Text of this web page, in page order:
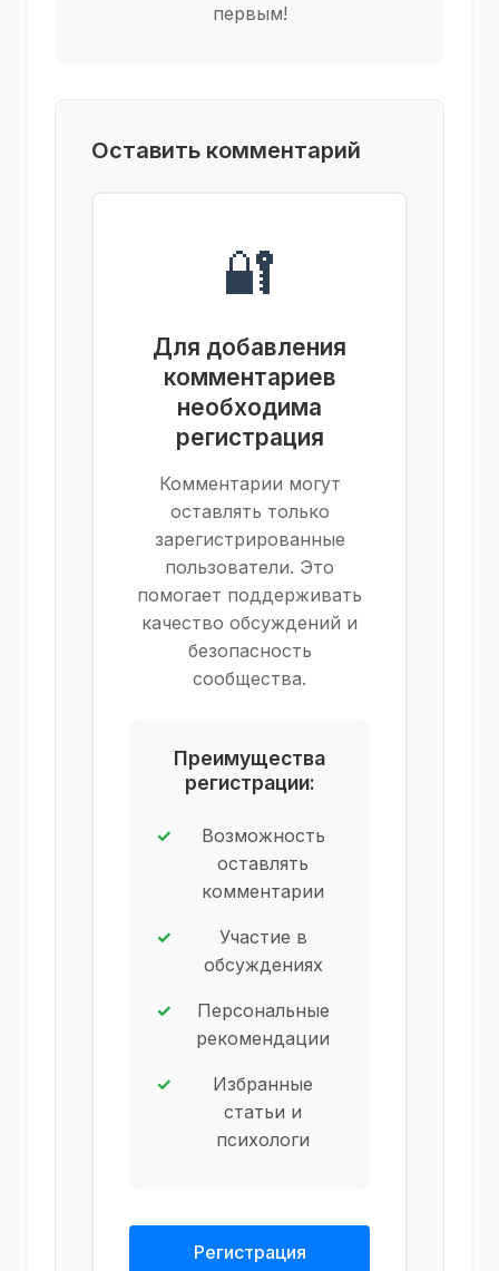
первым!
Оставить комментарий
🔐
Для добавления
комментариев
необходима
регистрация
Комментарии могут
оставлять только
зарегистрированные
пользователи. Это
помогает поддерживать
качество обсуждений и
безопасность
сообщества.
Преимущества
регистрации:
Возможность
оставлять
комментарии
Участие в
обсуждениях
Персональные
рекомендации
Избранные
статьи и
психологи
Регистрация